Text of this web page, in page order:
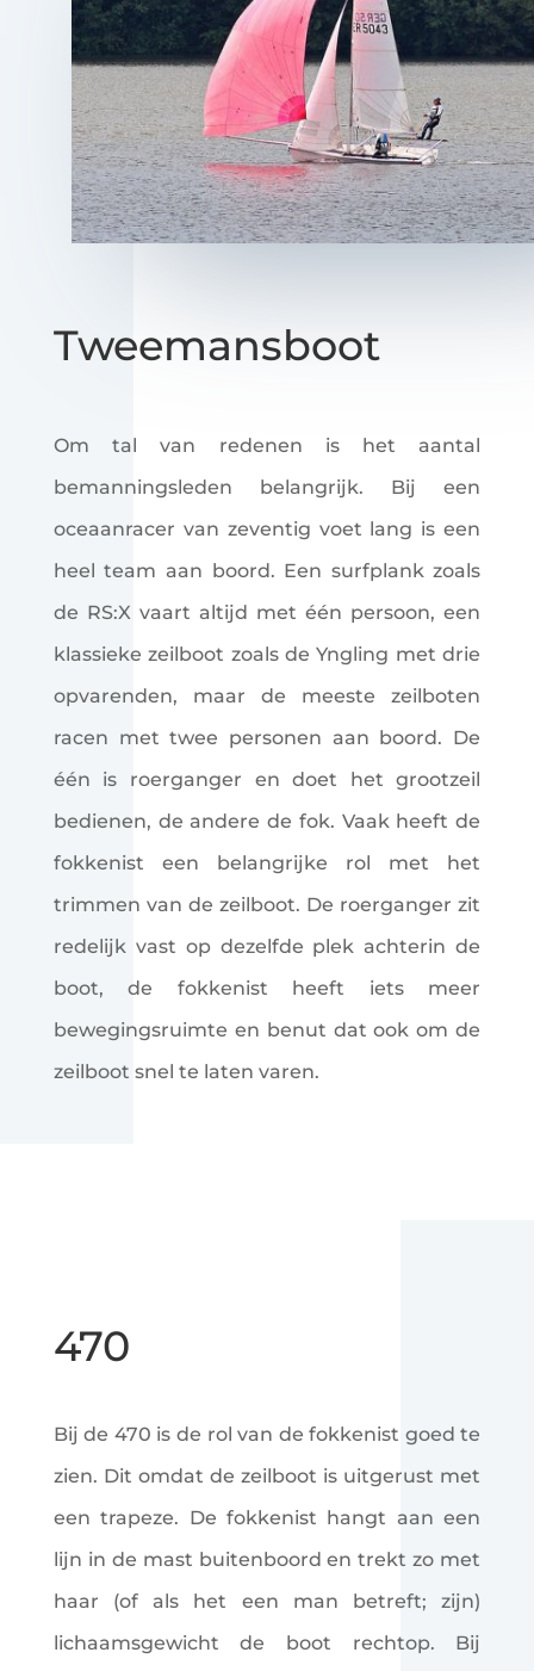
Tweemansboot
Om tal van redenen is het aantal
bemanningsleden belangrijk. Bij een
oceaanracer van zeventig voet lang is een
heel team aan boord. Een surfplank zoals
de RS:X vaart altijd met één persoon, een
klassieke zeilboot zoals de Yngling met drie
opvarenden, maar de meeste zeilboten
racen met twee personen aan boord. De
één is roerganger en doet het grootzeil
bedienen, de andere de fok. Vaak heeft de
fokkenist een belangrijke rol met het
trimmen van de zeilboot. De roerganger zit
redelijk vast op dezelfde plek achterin de
boot, de fokkenist heeft iets meer
bewegingsruimte en benut dat ook om de
zeilboot snel te laten varen.
470
Bij de 470 is de rol van de fokkenist goed te
zien. Dit omdat de zeilboot is uitgerust met
een trapeze. De fokkenist hangt aan een
lijn in de mast buitenboord en trekt zo met
haar (of als het een man betreft; zijn)
lichaamsgewicht de boot rechtop. Bij